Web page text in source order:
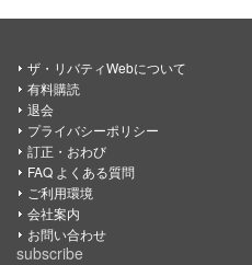
ザ・リバティWebについて
有料購読
退会
プライバシーポリシー
訂正・おわび
FAQ よくある質問
ご利用環境
会社案内
お問い合わせ
subscribe